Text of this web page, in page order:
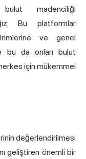
madenciliği
Bu platformlar
ve genel
bu da onları bulut
için mükemmel
değerlendirilmesi
geliştiren önemli bir